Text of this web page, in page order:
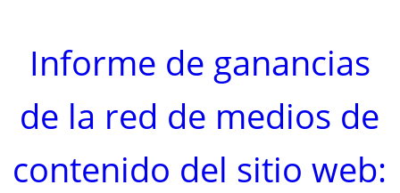
Informe de ganancias
de la red de medios de
contenido del sitio web: